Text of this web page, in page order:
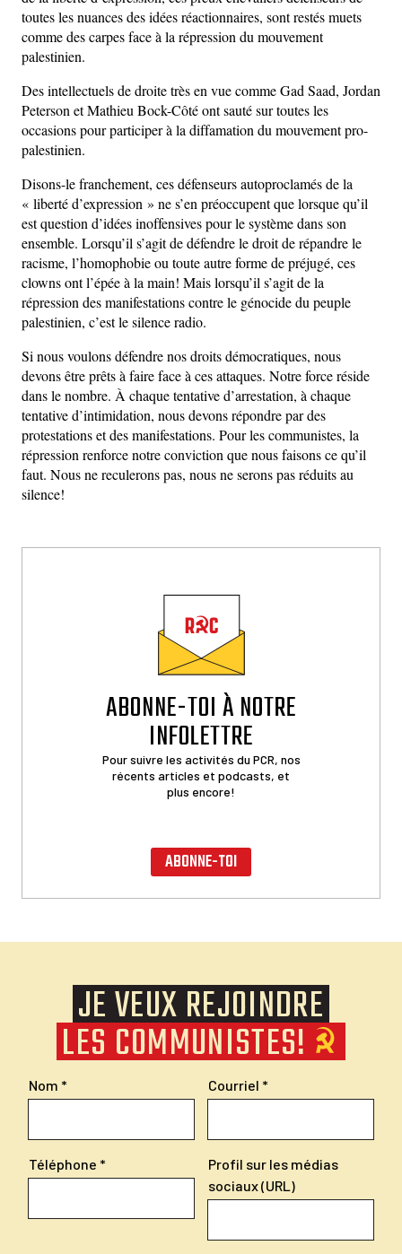
toutes les nuances des idées réactionnaires, sont restés muets
comme des carpes face à la répression du mouvement
palestinien.
Des intellectuels de droite très en vue comme Gad Saad, Jordan
Peterson et Mathieu Bock-Côté ont sauté sur toutes les
occasions pour participer à la diffamation du mouvement pro-
palestinien.
Disons-le franchement, ces défenseurs autoproclamés de la
« liberté d’expression » ne s’en préoccupent que lorsque qu’il
est question d’idées inoffensives pour le système dans son
ensemble. Lorsqu’il s’agit de défendre le droit de répandre le
racisme, l’homophobie ou toute autre forme de préjugé, ces
clowns ont l’épée à la main! Mais lorsqu’il s’agit de la
répression des manifestations contre le génocide du peuple
palestinien, c’est le silence radio.
Si nous voulons défendre nos droits démocratiques, nous
devons être prêts à faire face à ces attaques. Notre force réside
dans le nombre. À chaque tentative d’arrestation, à chaque
tentative d’intimidation, nous devons répondre par des
protestations et des manifestations. Pour les communistes, la
répression renforce notre conviction que nous faisons ce qu’il
faut. Nous ne reculerons pas, nous ne serons pas réduits au
silence!
ABONNE-TOI À NOTRE
INFOLETTRE
Pour suivre les activités du PCR, nos
récents articles et podcasts, et
plus encore!
ABONNE-TOI
JE VEUX REJOINDRE
LES COMMUNISTES!
Nom Courriel
Téléphone
Profil sur les médias
sociaux (URL)